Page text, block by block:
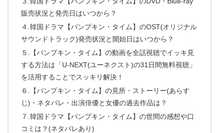
販売状況と発売日はいつから？
４.韓国ドラマ【パンプキン・タイム】のOST(オリジナル
サウンドトラック)発売状況と開始日はいつから？
５.【パンプキン・タイム】の動画を全話視聴でイッキ見
する方法は「U-NEXT(ユーネクスト)の31日間無料視聴」
を活用することでスッキリ解決！
６.【パンプキン・タイム】の見所・ストーリー(あらす
じ)・ネタバレ・出演俳優と女優の過去作品は？
７.韓国ドラマ【パンプキン・タイム】の世間の感想や口
コミは？(ネタバレあり)